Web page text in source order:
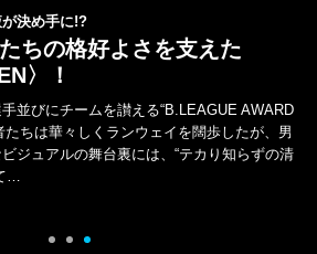
決め手に!?
ちの格好よさを支えた
〉！
並びにチームを讃える“B.LEAGUE AWARD
たちは華々しくランウェイを闊歩したが、男
ジュアルの舞台裏には、“テカり知らずの清
…